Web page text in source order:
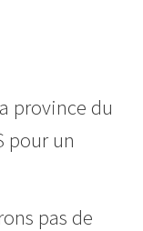
province du
pour un
pas de